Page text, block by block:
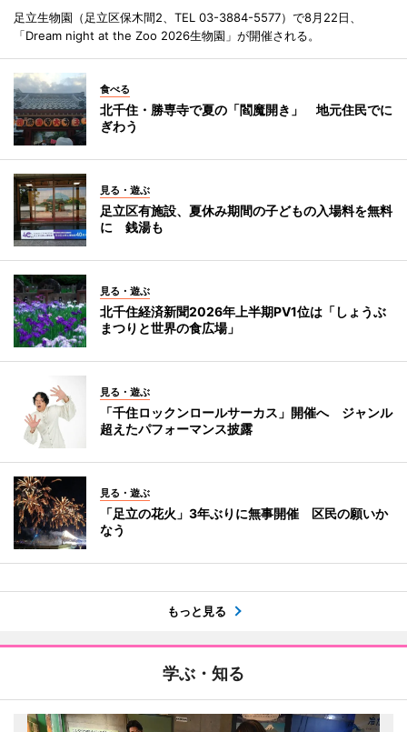
足立生物園（足立区保木間2、TEL 03-3884-5577）で8月22日、
「Dream night at the Zoo 2026生物園」が開催される。
食べる
北千住・勝専寺で夏の「閻魔開き」 地元住民でに
ぎわう
見る・遊ぶ
足立区有施設、夏休み期間の子どもの入場料を無料
に 銭湯も
見る・遊ぶ
北千住経済新聞2026年上半期PV1位は「しょうぶ
まつりと世界の食広場」
見る・遊ぶ
「千住ロックンロールサーカス」開催へ ジャンル
超えたパフォーマンス披露
見る・遊ぶ
「足立の花火」3年ぶりに無事開催 区民の願いか
なう
もっと見る
学ぶ・知る